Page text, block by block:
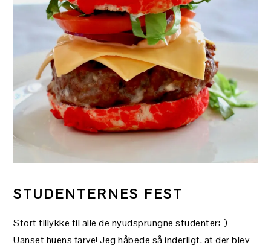
STUDENTERNES FEST
Stort tillykke til alle de nyudsprungne studenter:-)
Uanset huens farve! Jeg håbede så inderligt, at der blev